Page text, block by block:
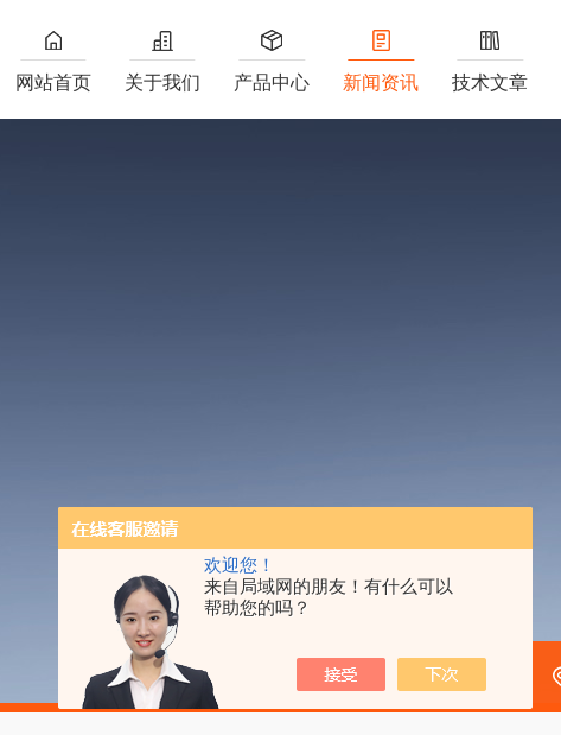
欢迎您！
来自局域网的朋友！有什么可以
帮助您的吗？
网站首页 关于我们 产品中心 新闻资讯 技术文章